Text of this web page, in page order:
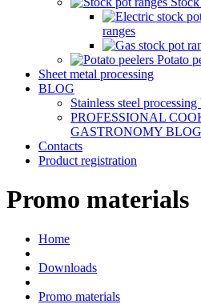
ranges
Potato
Sheet metal processing
BLOG
Stainless steel
PROFESSIONAL
GASTRONOMY BLOG
Contacts
Product registration
Promo materials
Home
Downloads
Promo materials